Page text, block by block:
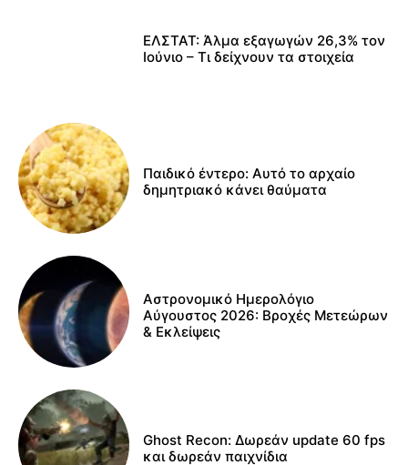
ΕΛΣΤΑΤ: Άλμα εξαγωγών 26,3% τον
Ιούνιο – Τι δείχνουν τα στοιχεία
Παιδικό έντερο: Αυτό το αρχαίο
δημητριακό κάνει θαύματα
Αστρονομικό Ημερολόγιο
Αύγουστος 2026: Βροχές Μετεώρων
& Εκλείψεις
Ghost Recon: Δωρεάν update 60 fps
και δωρεάν παιχνίδια